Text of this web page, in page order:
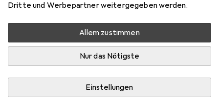
Dritte und Werbepartner weitergegeben werden.
Allem zustimmen
Nur das Nötigste
Einstellungen
Nur 1 Stück an Lager beim Lieferanten
Benachrichtigen, wenn schneller verfügbar
In den Warenkorb